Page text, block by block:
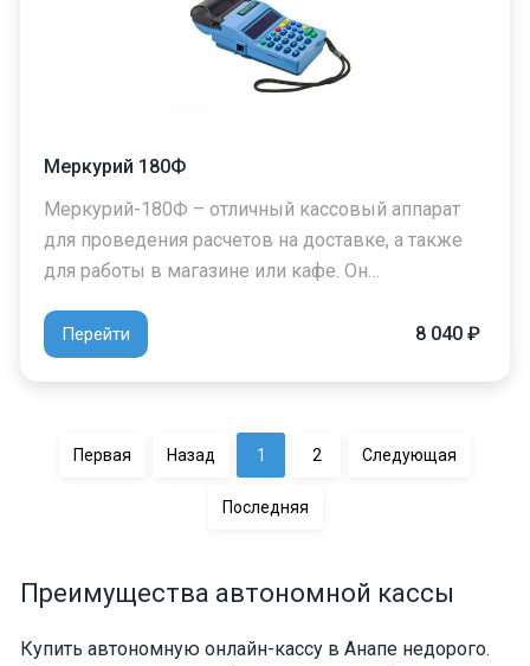
Меркурий 180Ф
Меркурий-180Ф – отличный кассовый аппарат
для проведения расчетов на доставке, а также
для работы в магазине или кафе. Он…
Перейти 8 040 ₽
Первая Назад 1 2 Следующая
Последняя
Преимущества автономной кассы
Купить автономную онлайн-кассу в Анапе недорого.